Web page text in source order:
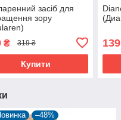
засіб для
зору
₴ 319 ₴
Купити
139
–48%